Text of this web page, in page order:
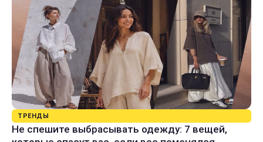
ТРЕНДЫ
Не спешите выбрасывать одежду: 7 вещей,